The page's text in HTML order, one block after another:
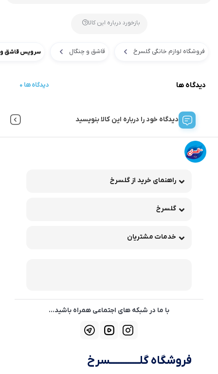
بازخورد درباره این کالا
فروشگاه لوازم خانگی گلسرخ قاشق و چنگال سرویس قاشق و چنگال اس
دیدگاه ها 0 دیدگاه ها
دیدگاه خود را درباره این کالا بنویسید
راهنمای خرید از گلسرخ
گلسرخ
خدمات مشتریان
با ما در شبکه های اجتماعی همراه باشید...
فروشگاه گلــــــــــــسرخ